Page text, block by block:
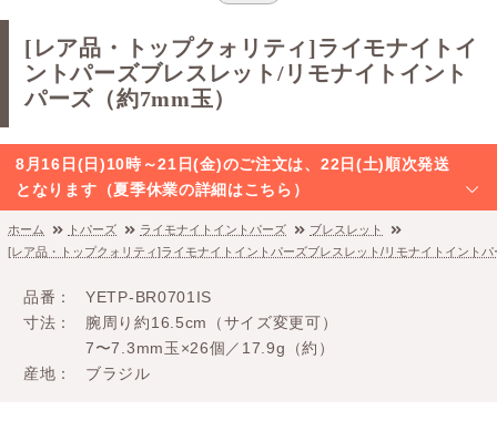
[レア品・トップクォリティ]ライモナイトイ
ントパーズブレスレット/リモナイトイント
パーズ（約7mm玉）
8月16日(日)10時～21日(金)のご注文は、22日(土)順次発送
となります（夏季休業の詳細はこちら）
ホーム トパーズ ライモナイトイントパーズ
ブレスレット
[レア品・トップクォリティ]ライモナイトイントパーズブレスレット/リモナイトイント
品番
YETP-BR0701IS
寸法
腕周り約16.5cm（サイズ変更可）
7〜7.3mm玉×26個／17.9g（約）
産地
ブラジル